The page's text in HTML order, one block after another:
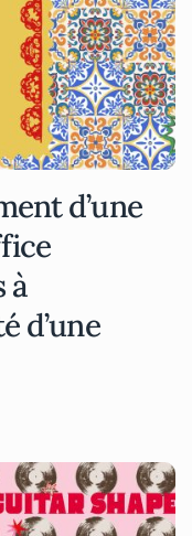
d’une
à
d’une